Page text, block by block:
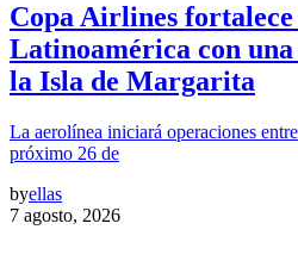
Copa Airlines fortalece
Latinoamérica con
la Isla de Margarita
La aerolínea iniciará operaciones
próximo 26 de
byellas
7 agosto, 2026